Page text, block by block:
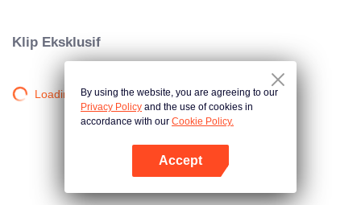
Klip Eksklusif
Loading…By using the website, you are agreeing to our
Privacy Policy and the use of cookies in
accordance with our Cookie Policy.
Accept